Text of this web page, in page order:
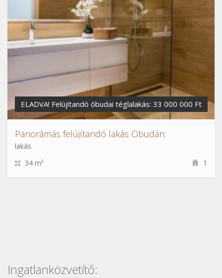
ELADVA! Felújítandó óbudai téglalakás: 33 000 000 Ft
Panorámás felújítandó lakás Óbudán:
lakás
34 m²
1
Ingatlanközvetítő: